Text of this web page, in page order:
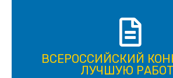
ВСЕРОССИЙСКИЙ
ЛУЧШУЮ
для лица старше 18 и
ПОДРОБНЕЕ